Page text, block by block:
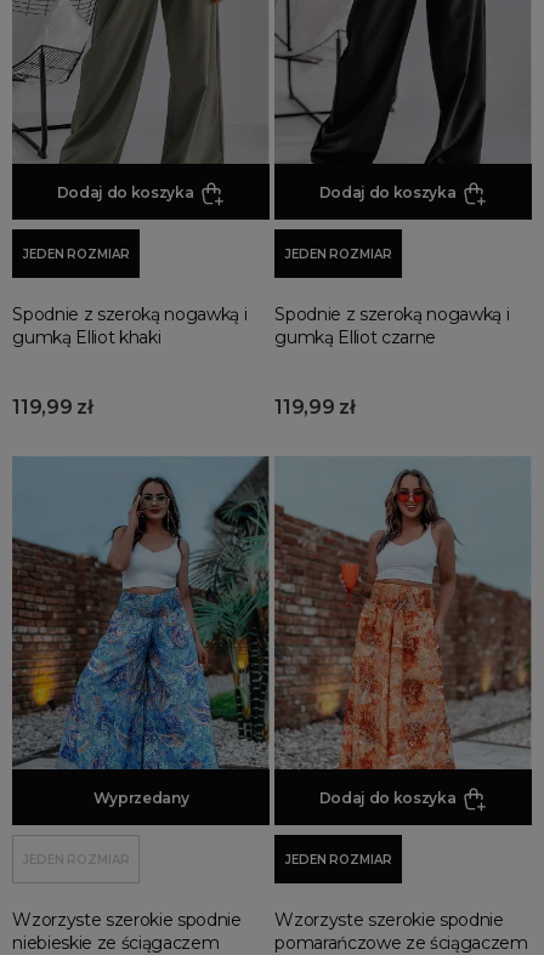
Dodaj do koszyka
JEDEN ROZMIAR
Spodnie z szeroką nogawką i
gumką Elliot khaki
119,99 zł
Dodaj do koszyka
JEDEN ROZMIAR
Spodnie z szeroką nogawką i
gumką Elliot czarne
119,99 zł
Dodaj do koszyka
Wyprzedany
JEDEN ROZMIAR
Wzorzyste szerokie spodnie
niebieskie ze ściągaczem
Dodaj do koszyka
JEDEN ROZMIAR
Wzorzyste szerokie spodnie
pomarańczowe ze ściągaczem